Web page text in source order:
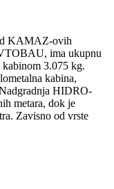
KAMAZ-ovih
ima ukupnu
kabinom 3.075 kg.
kabina,
HIDRO-
metara, dok je
Zavisno od vrste